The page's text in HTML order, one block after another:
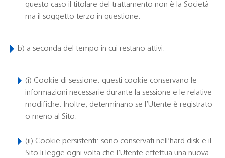
questo caso il titolare del trattamento non è la Società
ma il soggetto terzo in questione.
b) a seconda del tempo in cui restano attivi:
(i) Cookie di sessione: questi cookie conservano le
informazioni necessarie durante la sessione e le relative
modifiche. Inoltre, determinano se l’Utente è registrato
o meno al Sito.
(ii) Cookie persistenti: sono conservati nell’hard disk e il
Sito li legge ogni volta che l’Utente effettua una nuova